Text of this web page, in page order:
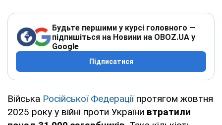
Будьте першими у курсі головного —
підпишіться на Новини на OBOZ.UA у
Google
Підписатися
Війська Російської Федераціїпротягом жовтня
2025 року у війні проти України втратили